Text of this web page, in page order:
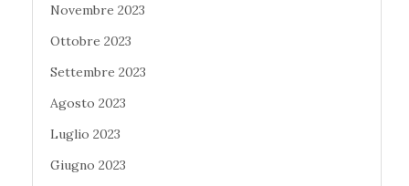
Novembre 2023
Ottobre 2023
Settembre 2023
Agosto 2023
Luglio 2023
Giugno 2023